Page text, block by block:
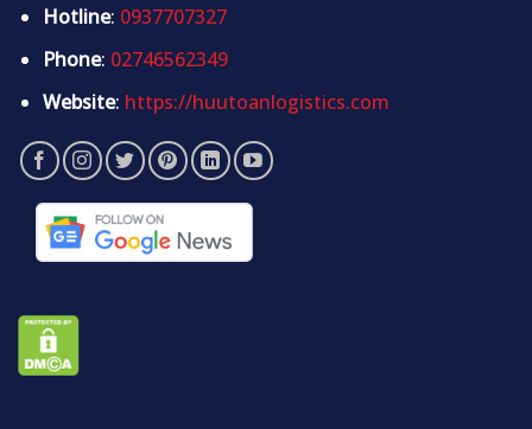
Hotline: 0937707327
Phone: 02746562349
Website: https://huutoanlogistics.com